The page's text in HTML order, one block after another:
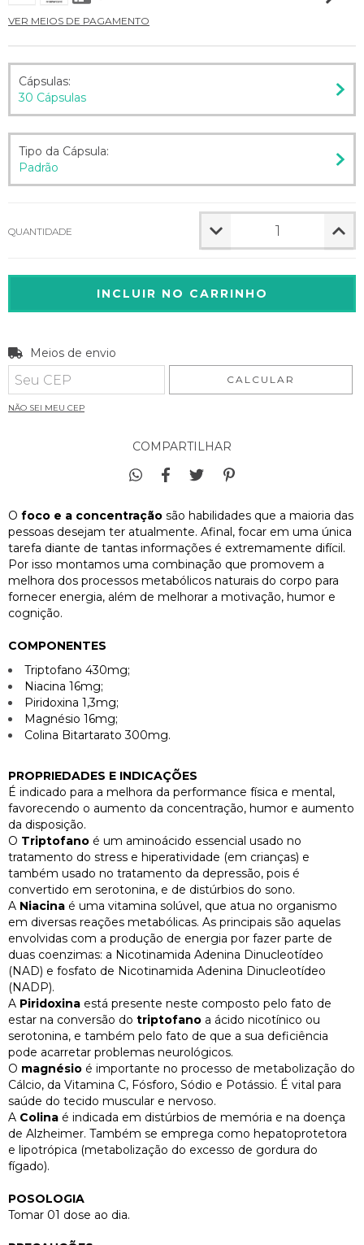
VER MEIOS DE PAGAMENTO
Cápsulas:
30 Cápsulas
Tipo da Cápsula:
Padrão
QUANTIDADE
Entregas para o CEP:
Meios de envio
CALCULAR
NÃO SEI MEU CEP
COMPARTILHAR
O foco e a concentração são habilidades que a maioria das
pessoas desejam ter atualmente. Afinal, focar em uma única
tarefa diante de tantas informações é extremamente difícil.
Por isso montamos uma combinação que promovem a
melhora dos processos metabólicos naturais do corpo para
fornecer energia, além de melhorar a motivação, humor e
cognição.
COMPONENTES
Triptofano 430mg;
Niacina 16mg;
Piridoxina 1,3mg;
Magnésio 16mg;
Colina Bitartarato 300mg.
PROPRIEDADES E INDICAÇÕES
É indicado para a melhora da performance física e mental,
favorecendo o aumento da concentração, humor e aumento
da disposição.
O Triptofano é um aminoácido essencial usado no
tratamento do stress e hiperatividade (em crianças) e
também usado no tratamento da depressão, pois é
convertido em serotonina, e de distúrbios do sono.
A Niacina é uma vitamina solúvel, que atua no organismo
em diversas reações metabólicas. As principais são aquelas
envolvidas com a produção de energia por fazer parte de
duas coenzimas: a Nicotinamida Adenina Dinucleotídeo
(NAD) e fosfato de Nicotinamida Adenina Dinucleotídeo
(NADP).
A Piridoxina está presente neste composto pelo fato de
estar na conversão do triptofano a ácido nicotínico ou
serotonina, e também pelo fato de que a sua deficiência
pode acarretar problemas neurológicos.
O magnésio é importante no processo de metabolização do
Cálcio, da Vitamina C, Fósforo, Sódio e Potássio. É vital para
saúde do tecido muscular e nervoso.
A Colina é indicada em distúrbios de memória e na doença
de Alzheimer. Também se emprega como hepatoprotetora
e lipotrópica (metabolização do excesso de gordura do
fígado).
POSOLOGIA
Tomar 01 dose ao dia.